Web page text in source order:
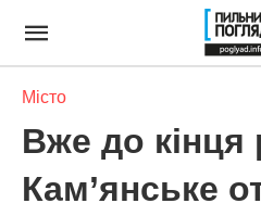
Місто
Вже до кінця
Кам’янське